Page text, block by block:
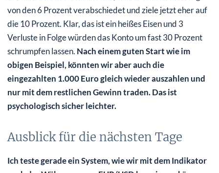
von den 6 Prozent verabschiedet und ziele jetzt eher auf
die 10 Prozent. Klar, das ist ein heißes Eisen und 3
Verluste in Folge würden das Konto um fast 30 Prozent
schrumpfen lassen. Nach einem guten Start wie im
obigen Beispiel, könnten wir aber auch die
eingezahlten 1.000 Euro gleich wieder auszahlen und
nur mit dem restlichen Gewinn traden. Das ist
psychologisch sicher leichter.
Ausblick für die nächsten Tage
Ich teste gerade ein System, wie wir mit dem Indikator